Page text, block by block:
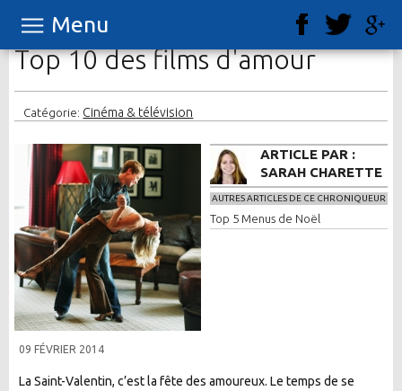
Menu
Top 10 des films d'amour
Catégorie: Cinéma & télévision
ARTICLE PAR :
SARAH CHARETTE
AUTRES ARTICLES DE CE CHRONIQUEUR
Top 5 Menus de Noël
09 FÉVRIER 2014
La Saint-Valentin, c’est la fête des amoureux. Le temps de se